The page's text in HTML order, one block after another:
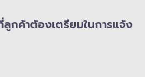
กค้าต้องเตรียมในการแจ้ง